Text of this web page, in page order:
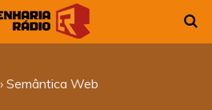
Semântica Web